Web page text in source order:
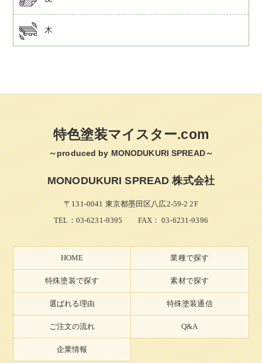
木
特色塗装マイスター.com
～produced by MONODUKURI SPREAD～
MONODUKURI SPREAD 株式会社
〒131-0041 東京都墨田区八広2-59-2 2F
TEL：03-6231-9395FAX： 03-6231-9396
HOME 業種で探す
特殊塗装で探す 素材で探す
選ばれる理由 特殊塗装通信
ご注文の流れ Q&A
企業情報